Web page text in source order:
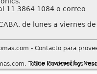
11 3864 1084 o correo
de lunes a viernes
- Contacto para
Todos los derechos
Site Powered by